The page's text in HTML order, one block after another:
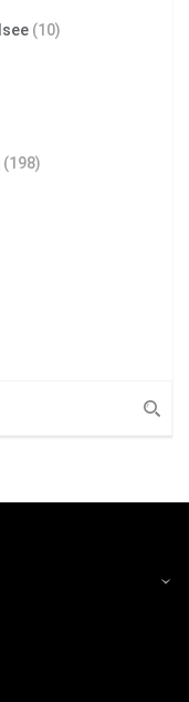
(10)
(198)